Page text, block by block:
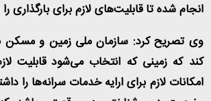
انجام شده تا قابلیت‌های لازم برای بارگذاری
وی تصریح کرد: سازمان ملی زمین و مسکن
کند که زمینی که انتخاب می‌شود قابلیت
امکانات لازم برای ارایه خدمات سرانه‌ها را